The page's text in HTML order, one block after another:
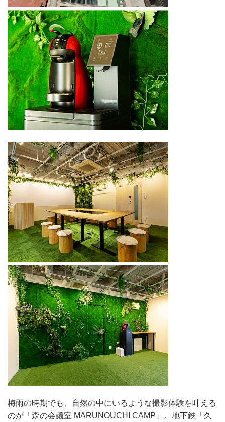
梅雨の時期でも、自然の中にいるような撮影体験を叶える
のが「森の会議室 MARUNOUCHI CAMP」。地下鉄「久